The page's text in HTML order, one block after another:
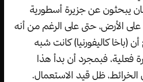
يبحثون عن جزيرة أسطورية
الأرض، حتى على الرغم من أنه
(باخا كاليفورنيا) كانت شبه
فعلية، فبمجرد أن بدأ هذا
ظل قيد الاستعمال.